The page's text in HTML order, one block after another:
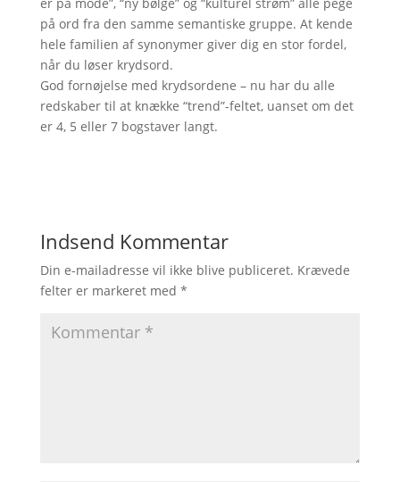
på ord fra den samme semantiske gruppe. At kende
hele familien af synonymer giver dig en stor fordel,
når du løser krydsord.
God fornøjelse med krydsordene – nu har du alle
redskaber til at knække “trend”-feltet, uanset om det
er 4, 5 eller 7 bogstaver langt.
Indsend Kommentar
Din e-mailadresse vil ikke blive publiceret. Krævede
felter er markeret med *